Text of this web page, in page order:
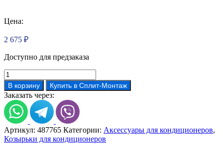
Цена:
2 675 ₽
Доступно для предзаказа
Количество
товара
Козырек
защитный
900
×
550
для
кондиционера
В корзину Купить в Сплит-Монтаж
Заказать через:
Артикул: 487765 Категории: Аксессуары для кондиционеров,
Козырьки для кондиционеров